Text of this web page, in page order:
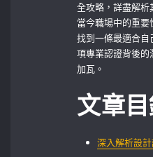
全攻略，詳盡解
當今職場中的重要
找到一條最適合
項專業認證背後
加瓦。
文章
深入解析設